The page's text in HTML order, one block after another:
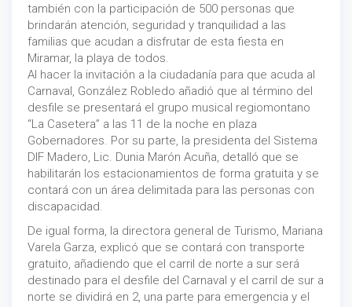
también con la participación de 500 personas que
brindarán atención, seguridad y tranquilidad a las
familias que acudan a disfrutar de esta fiesta en
Miramar, la playa de todos.
Al hacer la invitación a la ciudadanía para que acuda al
Carnaval, González Robledo añadió que al término del
desfile se presentará el grupo musical regiomontano
“La Casetera” a las 11 de la noche en plaza
Gobernadores. Por su parte, la presidenta del Sistema
DIF Madero, Lic. Dunia Marón Acuña, detalló que se
habilitarán los estacionamientos de forma gratuita y se
contará con un área delimitada para las personas con
discapacidad.
De igual forma, la directora general de Turismo, Mariana
Varela Garza, explicó que se contará con transporte
gratuito, añadiendo que el carril de norte a sur será
destinado para el desfile del Carnaval y el carril de sur a
norte se dividirá en 2, una parte para emergencia y el